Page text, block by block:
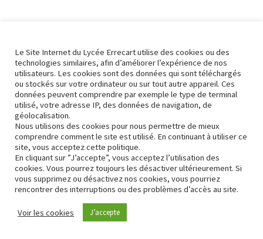
Conformité RGPD
Le Site Internet du Lycée Errecart utilise des cookies ou des
technologies similaires, afin d’améliorer l’expérience de nos
utilisateurs. Les cookies sont des données qui sont téléchargés
ou stockés sur votre ordinateur ou sur tout autre appareil. Ces
données peuvent comprendre par exemple le type de terminal
utilisé, votre adresse IP, des données de navigation, de
géolocalisation.
Nous utilisons des cookies pour nous permettre de mieux
comprendre comment le site est utilisé. En continuant à utiliser ce
site, vous acceptez cette politique.
En cliquant sur ”J’accepte”, vous acceptez l’utilisation des
cookies. Vous pourrez toujours les désactiver ultérieurement. Si
vous supprimez ou désactivez nos cookies, vous pourriez
rencontrer des interruptions ou des problèmes d’accès au site.
Voir les cookies J’accepte